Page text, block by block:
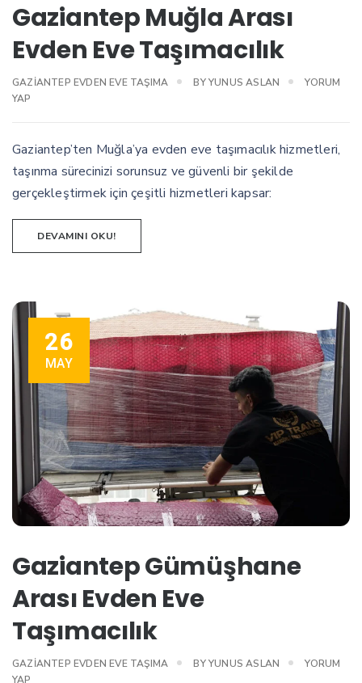
Gaziantep Muğla Arası
Evden Eve Taşımacılık
GAZIANTEP EVDEN EVE TAŞIMA BYYUNUS ASLAN
YORUM
YAP
Gaziantep’ten Muğla’ya evden eve taşımacılık hizmetleri,
taşınma sürecinizi sorunsuz ve güvenli bir şekilde
gerçekleştirmek için çeşitli hizmetleri kapsar:
DEVAMINI OKU!
26
MAY
Gaziantep Gümüşhane
Arası Evden Eve
Taşımacılık
GAZIANTEP EVDEN EVE TAŞIMA BYYUNUS ASLAN
YORUM
YAP